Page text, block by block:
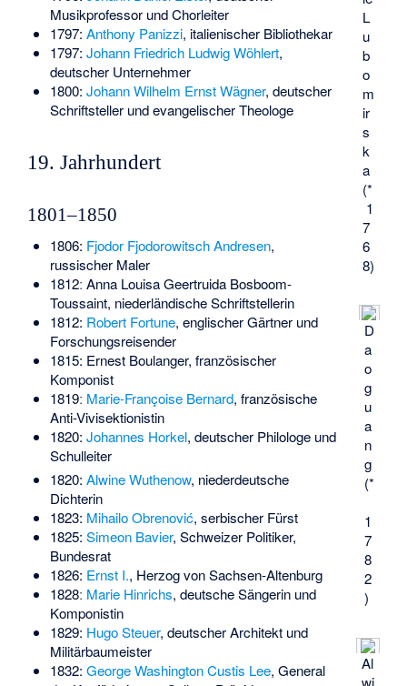
L
u
b
o
m
ir
s
k
a
(*
1
7
6
8)
D
a
o
g
u
a
n
g
(*
1
7
8
2
)
Musikprofessor und Chorleiter
1797: Anthony Panizzi, italienischer Bibliothekar
1797: Johann Friedrich Ludwig Wöhlert,
deutscher Unternehmer
1800: Johann Wilhelm Ernst Wägner, deutscher
Schriftsteller und evangelischer Theologe
19. Jahrhundert
1801–1850
1806: Fjodor Fjodorowitsch Andresen,
russischer Maler
1812ː Anna Louisa Geertruida Bosboom-
Toussaint, niederländische Schriftstellerin
1812: Robert Fortune, englischer Gärtner und
Forschungsreisender
1815: Ernest Boulanger, französischer
Komponist
1819ː Marie-Françoise Bernard, französische
Anti-Vivisektionistin
1820: Johannes Horkel, deutscher Philologe und
Schulleiter
Al
wi
1820: Alwine Wuthenow, niederdeutsche
Dichterin
1823: Mihailo Obrenović, serbischer Fürst
1825: Simeon Bavier, Schweizer Politiker,
Bundesrat
1826: Ernst I., Herzog von Sachsen-Altenburg
1828ː Marie Hinrichs, deutsche Sängerin und
Komponistin
1829: Hugo Steuer, deutscher Architekt und
Militärbaumeister
1832: George Washington Custis Lee, General